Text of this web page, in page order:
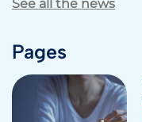
See all the news
Pages